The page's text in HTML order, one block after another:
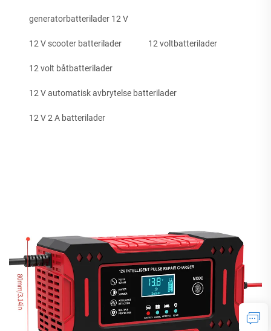
generatorbatterilader 12 V
12 V scooter batterilader 12 voltbatterilader
12 volt båtbatterilader
12 V automatisk avbrytelse batterilader
12 V 2 A batterilader